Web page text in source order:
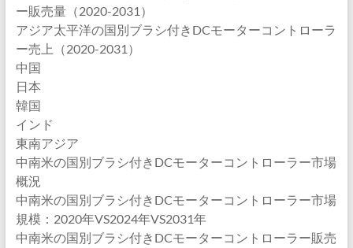
ー販売量（2020-2031）
アジア太平洋の国別ブラシ付きDCモーターコントローラ
ー売上（2020-2031）
中国
日本
韓国
インド
東南アジア
中南米の国別ブラシ付きDCモーターコントローラー市場
概況
中南米の国別ブラシ付きDCモーターコントローラー市場
規模：2020年VS2024年VS2031年
中南米の国別ブラシ付きDCモーターコントローラー販売